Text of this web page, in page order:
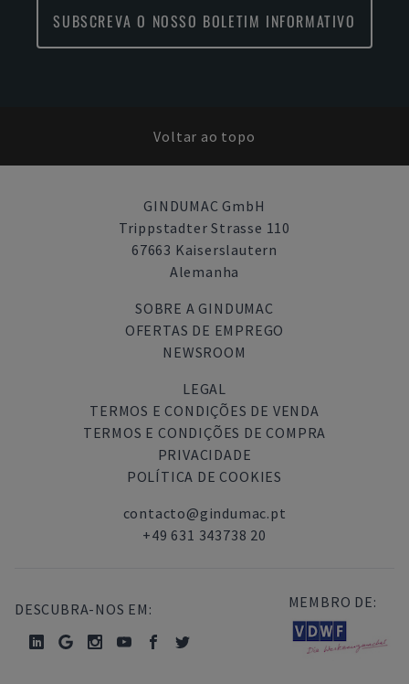
SUBSCREVA O NOSSO BOLETIM INFORMATIVO
Voltar ao topo
GINDUMAC GmbH
Trippstadter Strasse 110
67663 Kaiserslautern
Alemanha
SOBRE A GINDUMAC
OFERTAS DE EMPREGO
NEWSROOM
LEGAL
TERMOS E CONDIÇÕES DE VENDA
TERMOS E CONDIÇÕES DE COMPRA
PRIVACIDADE
POLÍTICA DE COOKIES
contacto@gindumac.pt
+49 631 343738 20
DESCUBRA-NOS EM: MEMBRO DE: